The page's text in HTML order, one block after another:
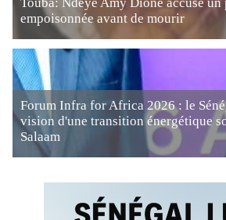
empoisonnée avant de mourir
Forum Infra for Africa 2026 : le
vision d'une transition énergétique
Salaam